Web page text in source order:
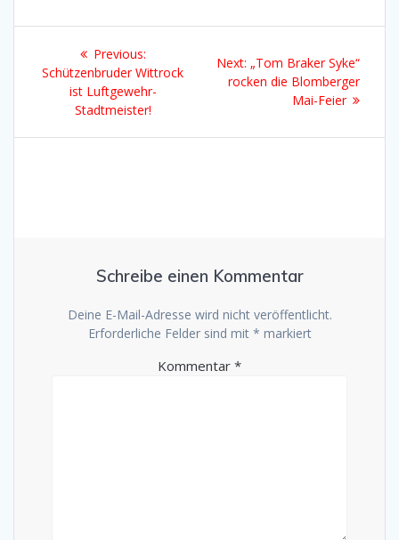
Beitragsnavigation
Previous:Previous
post:
Schützenbruder Wittrock
ist Luftgewehr-
Stadtmeister!
Next: Next
post:
„Tom Braker Syke“
rocken die Blomberger
Mai-Feier
Schreibe einen Kommentar
Deine E-Mail-Adresse wird nicht veröffentlicht.
Erforderliche Felder sind mit * markiert
Kommentar *